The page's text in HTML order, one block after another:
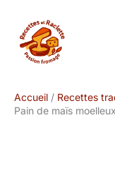
contenu
Accueil
Recettes
Pain de maïs